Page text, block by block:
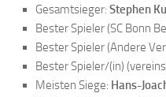
Mitglieder
Mitglied werden
Satzung
Datenschutzordnung
Gesamtsieger: Stephen
Bester Spieler (SC Bonn
Bester Spieler (Andere
Bester Spieler/(in)
Meisten Siege: Hans-